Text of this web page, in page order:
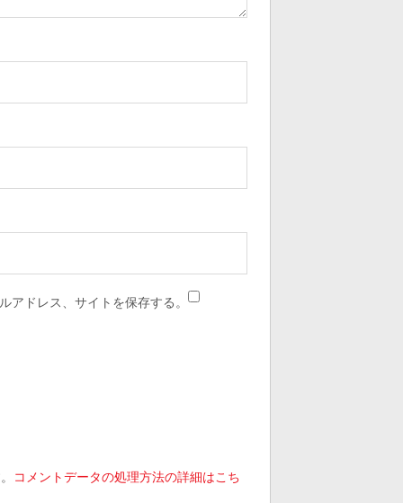
アドレス、サイトを保存する。
コメントデータの処理方法の詳細はこち